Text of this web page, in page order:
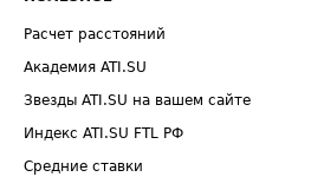
Расчет расстояний
Академия ATI.SU
Звезды ATI.SU на вашем сайте
Индекс ATI.SU FTL РФ
Средние ставки